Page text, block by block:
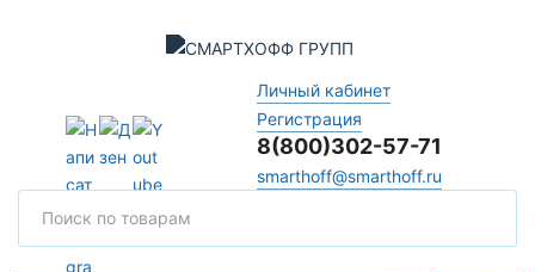
Личный кабинет
Регистрация
8(800)302-57-71
smarthoff@smarthoff.ru